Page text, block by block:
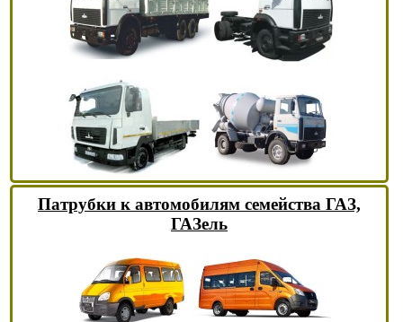
Патрубки к автомобилям семейства ГАЗ,
ГАЗель